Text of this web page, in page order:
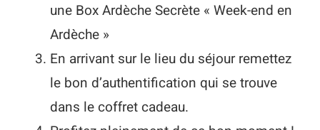
une Box Ardèche Secrète « Week-end en
Ardèche »
En arrivant sur le lieu du séjour remettez
le bon d’authentification qui se trouve
dans le coffret cadeau.